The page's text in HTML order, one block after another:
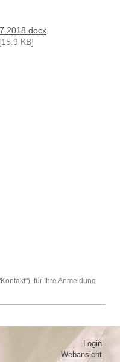
KB]
für Ihre Anmeldung
Login
Webansicht